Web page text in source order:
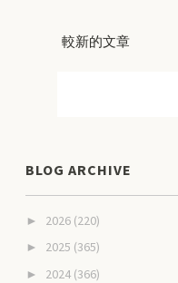
較新的文章
BLOG ARCHIVE
► 2026 (220)
► 2025 (365)
► 2024 (366)